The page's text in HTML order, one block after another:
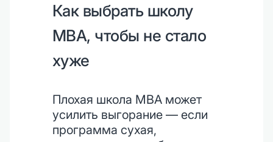
Как выбрать школу
MBA, чтобы не стало
хуже
Плохая школа MBA может
усилить выгорание — если
программа сухая,